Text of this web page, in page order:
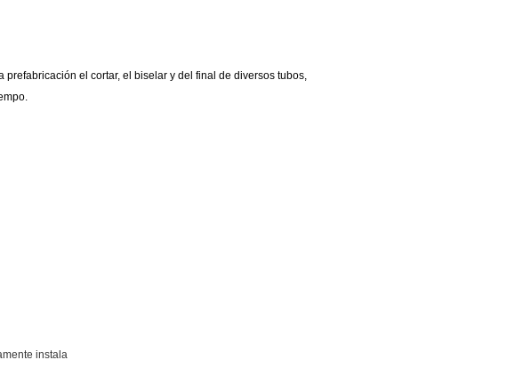
el cortar, el biselar y del final de diversos tubos,
instala